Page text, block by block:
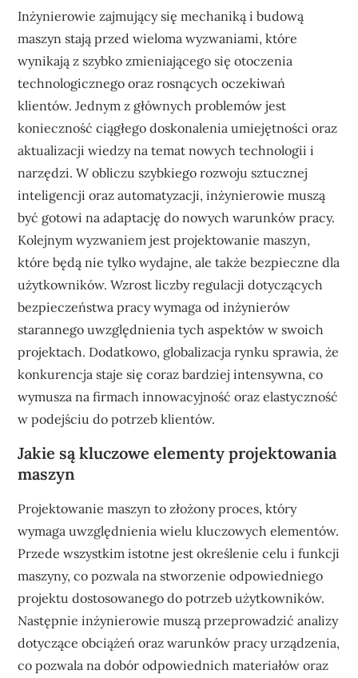
Inżynierowie zajmujący się mechaniką i budową
maszyn stają przed wieloma wyzwaniami, które
wynikają z szybko zmieniającego się otoczenia
technologicznego oraz rosnących oczekiwań
klientów. Jednym z głównych problemów jest
konieczność ciągłego doskonalenia umiejętności oraz
aktualizacji wiedzy na temat nowych technologii i
narzędzi. W obliczu szybkiego rozwoju sztucznej
inteligencji oraz automatyzacji, inżynierowie muszą
być gotowi na adaptację do nowych warunków pracy.
Kolejnym wyzwaniem jest projektowanie maszyn,
które będą nie tylko wydajne, ale także bezpieczne dla
użytkowników. Wzrost liczby regulacji dotyczących
bezpieczeństwa pracy wymaga od inżynierów
starannego uwzględnienia tych aspektów w swoich
projektach. Dodatkowo, globalizacja rynku sprawia, że
konkurencja staje się coraz bardziej intensywna, co
wymusza na firmach innowacyjność oraz elastyczność
w podejściu do potrzeb klientów.
Jakie są kluczowe elementy projektowania
maszyn
Projektowanie maszyn to złożony proces, który
wymaga uwzględnienia wielu kluczowych elementów.
Przede wszystkim istotne jest określenie celu i funkcji
maszyny, co pozwala na stworzenie odpowiedniego
projektu dostosowanego do potrzeb użytkowników.
Następnie inżynierowie muszą przeprowadzić analizy
dotyczące obciążeń oraz warunków pracy urządzenia,
co pozwala na dobór odpowiednich materiałów oraz